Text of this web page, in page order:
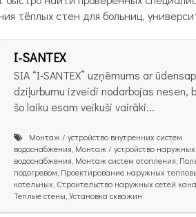
тёплых стен для больниц,
I-SANTEX
SIA “I-SANTEX” uzņēmums ar
dziļurbumu izveidi nodarbojas nesen,
šo laiku esam veikuši vairāki...
Монтаж / устройство внутренних систем
водоснабжения, Монтаж / устройство наружных
водоснабжения, Монтаж систем отопления,
подогревом, Проектирование наружных
котельных, Строительство наружных сетей
Теплые стены, Установка скважин